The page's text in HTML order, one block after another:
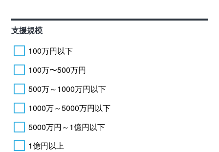
支援規模
100万円以下
100万〜500万円
500万～1000万円以下
1000万～5000万円以下
5000万円～1億円以下
1億円以上